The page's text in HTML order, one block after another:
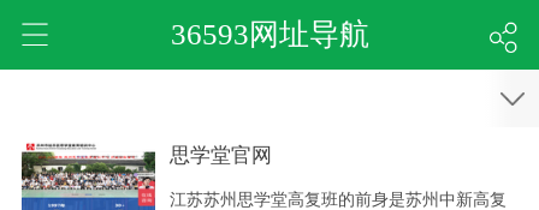
36593网址导航
思学堂官网
江苏苏州思学堂高复班的前身是苏州中新高复